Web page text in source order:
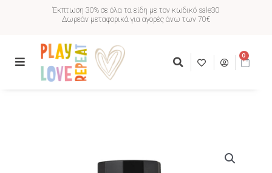
Έκπτωση 30% σε όλα τα είδη με τον κωδικό sale30
Δωρεάν μεταφορικά για αγορές άνω των 70€
0